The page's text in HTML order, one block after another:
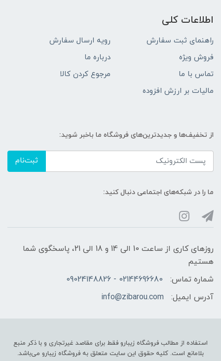
اطلاعات کلی
راهنمای ثبت سفارش
رویه ارسال سفارش
فروش ویژه
درباره ما
تماس با ما
مرجوع کردن کالا
مالیات بر ارزش افزوده
از تخفیف‌ها و جدیدترین‌های فروشگاه ما باخبر شوید:
ثبت‌نام
ما را در شبکه‌های اجتماعی دنبال کنید:
روزهای کاری از ساعت 10 الی 14 و 18 الی 21، پاسخگوی شما
هستیم
شماره تماس:
02144696680 - 09024148826
آدرس ایمیل:
info@zibarou.com
استفاده از مطالب فروشگاه زیبارو فقط برای مقاصد غیرتجاری و با ذکر منبع
بلامانع است. کلیه حقوق این سایت متعلق به فروشگاه زیبارو می‌باشد.